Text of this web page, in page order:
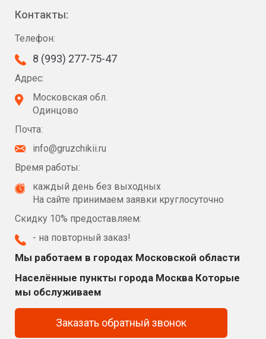
Контакты:
Телефон:
8 (993) 277-75-47
Адрес:
Московская обл.
Одинцово
Почта:
info@gruzchikii.ru
Время работы:
каждый день без выходных
На сайте принимаем заявки круглосуточно
Скидку 10% предоставляем:
- на повторный заказ!
Мы работаем в городах Московской области
Населённые пункты города Москва Которые
мы обслуживаем
Заказать обратный звонок